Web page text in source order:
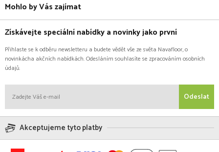
Mohlo by Vás zajímat
Získávejte speciální nabídky a novinky jako první
Přihlaste se k odběru newsletteru a budete vědět vše ze světa Navafloor, o
novinkácha akčních nabídkách. Odesláním souhlasíte se zpracováním osobních
údajů.
Odeslat
Akceptujeme tyto platby